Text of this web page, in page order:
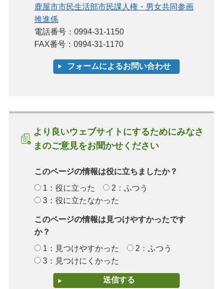
鹿屋市市民生活部市民課人権・男女共同参画
推進係
電話番号：0994-31-1150
FAX番号：0994-31-1170
より良いウェブサイトにするためにみなさ
まのご意見をお聞かせください
このページの情報は役に立ちましたか？
1：役に立った
2：ふつう
3：役に立たなかった
このページの情報は見つけやすかったです
か？
1：見つけやすかった
2：ふつう
3：見つけにくかった